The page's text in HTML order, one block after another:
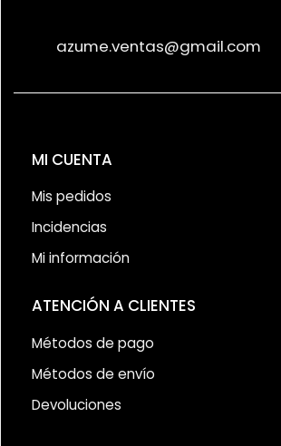
azume.ventas@gmail.com
MI CUENTA
Mis pedidos
Incidencias
Mi información
ATENCIÓN A CLIENTES
Métodos de pago
Métodos de envío
Devoluciones